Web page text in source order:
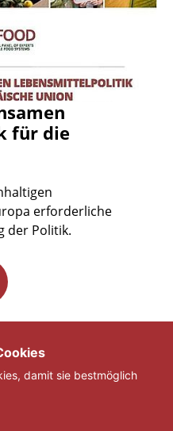
für die
erforderliche
der Politik.
damit sie bestmöglich